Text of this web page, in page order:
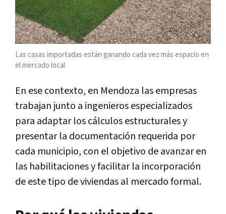
Las casas importadas están ganando cada vez más espacio en
el mercado local
En ese contexto, en Mendoza las empresas
trabajan junto a ingenieros especializados
para adaptar los cálculos estructurales y
presentar la documentación requerida por
cada municipio, con el objetivo de avanzar en
las habilitaciones y facilitar la incorporación
de este tipo de viviendas al mercado formal.